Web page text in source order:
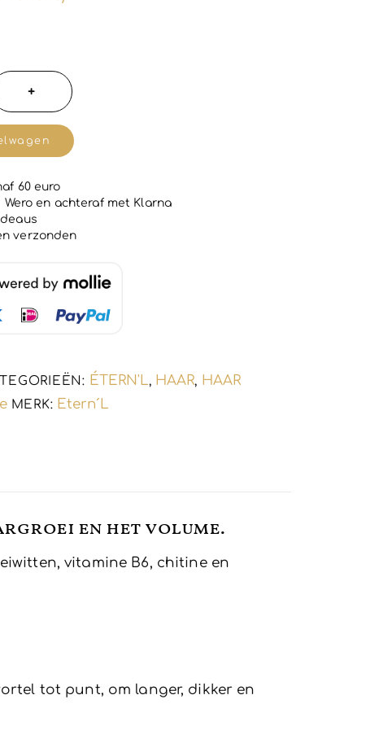
+
60 euro
en achteraf met Klarna
verzonden
ÉTERN'L, HAAR, HAAR
MERK: Etern´L
en het volume.
vitamine B6, chitine en
tot punt, om langer, dikker en